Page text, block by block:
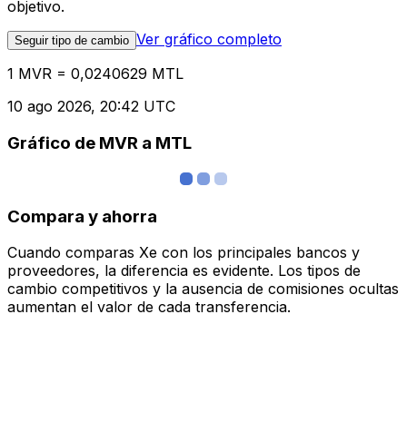
objetivo.
Seguir tipo de cambio Ver gráfico completo
1 MVR = 0,0240629 MTL
10 ago 2026, 20:42 UTC
Gráfico de MVR a MTL
Compara y ahorra
Cuando comparas Xe con los principales bancos y
proveedores, la diferencia es evidente. Los tipos de
cambio competitivos y la ausencia de comisiones ocultas
aumentan el valor de cada transferencia.